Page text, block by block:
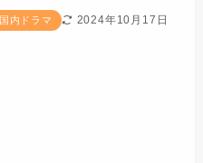
国内ドラマ
2024年10月17日